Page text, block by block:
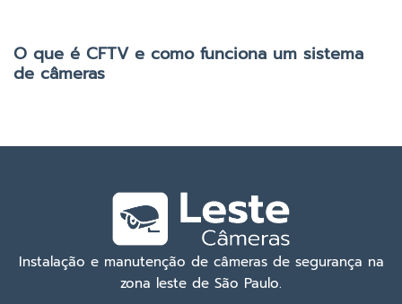
O que é CFTV e como funciona um sistema
de câmeras
Instalação e manutenção de câmeras de segurança na
zona leste de São Paulo.